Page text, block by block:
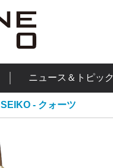
ニュース＆トピック
SEIKO - クォーツ